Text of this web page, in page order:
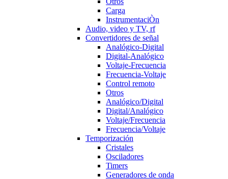
Carga
InstrumentaciÒn
Audio, video y TV, rf
Convertidores de señal
Analógico-Digital
Digital-Analógico
Voltaje-Frecuencia
Frecuencia-Voltaje
Control remoto
Otros
Analógico/Digital
Digital/Analógico
Voltaje/Frecuencia
Frecuencia/Voltaje
Temporización
Cristales
Osciladores
Timers
Generadores de onda